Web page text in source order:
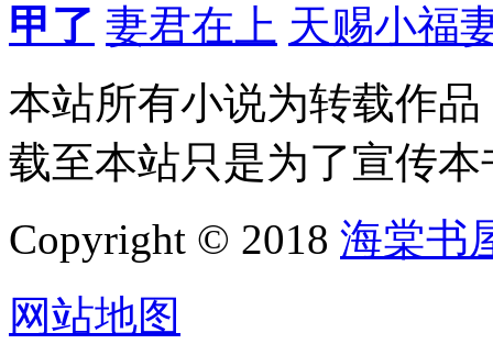
甲了 妻君在上 天赐小福
本站所有小说为转载作
载至本站只是为了宣传
Copyright © 2018 海棠书
网站地图